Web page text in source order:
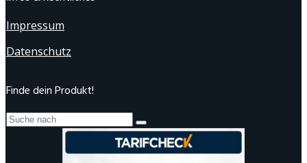
Impressum
Datenschutz
Finde dein Produkt!